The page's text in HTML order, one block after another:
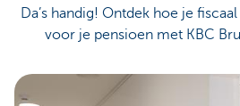
Da’s handig! Ontdek hoe je
voor je pensioen met KBC